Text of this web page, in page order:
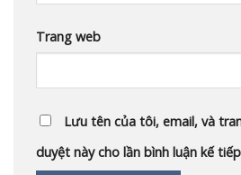
Trang web
Lưu tên của tôi, email, và
duyệt này cho lần bình luận kế